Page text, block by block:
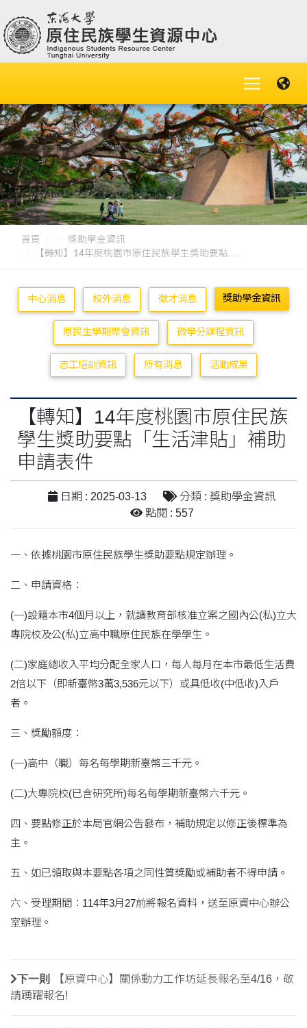
首頁
獎助學金資訊
【轉知】14年度桃園市原住民族學生獎助要點....
中心消息 校外消息 徵才消息 獎助學金資訊
原民生學期聚會資訊 微學分課程資訊
志工培訓資訊 所有消息 活動成果
【轉知】14年度桃園市原住民族
學生獎助要點「生活津貼」補助
申請表件
日期 : 2025-03-13
分類 : 獎助學金資訊
點閱 : 557
一、依據桃園市原住民族學生獎助要點規定辦理。
二、申請資格：
(一)設籍本市4個月以上，就讀教育部核准立案之國內公(私)立大
專院校及公(私)立高中職原住民族在學學生。
(二)家庭總收入平均分配全家人口，每人每月在本市最低生活費
2倍以下（即新臺幣3萬3,536元以下）或具低收(中低收)入戶
者。
三、獎勵額度：
(一)高中（職）每名每學期新臺幣三千元。
(二)大專院校(已含研究所)每名每學期新臺幣六千元。
四、要點修正於本局官網公告發布，補助規定以修正後標準為
主。
五、如已領取與本要點各項之同性質獎勵或補助者不得申請。
六、受理期間：114年3月27前將報名資料，送至原資中心辦公
室辦理。
下一則
【原資中心】關係動力工作坊延長報名至4/16，敬
請踴躍報名!